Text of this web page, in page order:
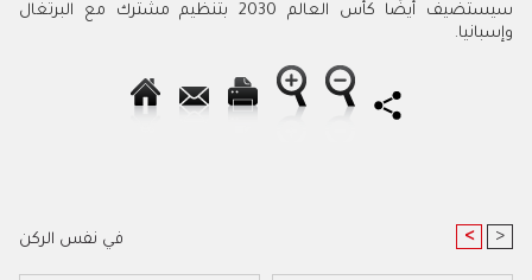
سيستضيف أيضًا كأس العالم 2030 بتنظيم مشترك مع البرتغال
وإسبانيا.
في نفس الركن < >